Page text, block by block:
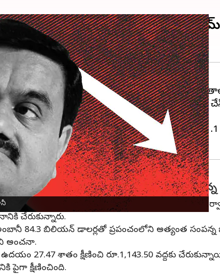
టాప్ 20లో స్థానం కోల్పోయిన
pm
టైమ్ బిలియనీర్ల జాబితాలో టాప్ 20 సంపన్నుల
నివేదిక ఆ సంస్థ స్టాక్స్ ను దారుణంగా పడిపోయేలా
(IST) పారిశ్రామికవేత్త ప్రస్తుత నికర విలువ USD
భారతీయుడిగా తన స్థానాన్ని పదిలం
రిలయన్స్ ఇండస్ట్రీస్ చైర్మన్ అంబానీని అధిగమించిన
చేరుకున్నారు.
అంబానీ 84.3 బిలియన్ డాలర్లతో ప్రపంచంలోని అత్యంత
అంచనా.
27.47 శాతం క్షీణించి రూ.1,143.50 వద్దకు
పైగా క్షీణించింది.